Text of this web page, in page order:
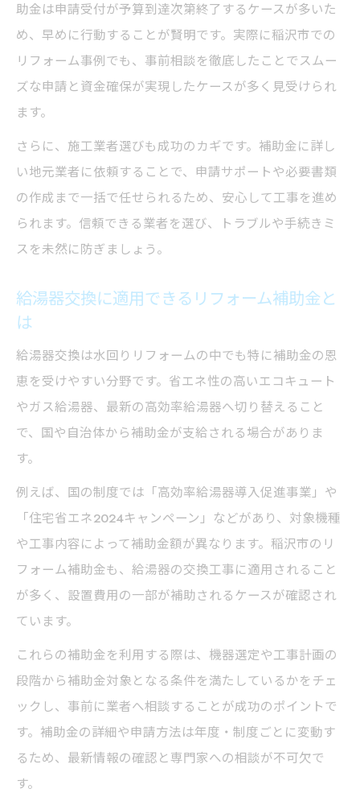
助金は申請受付が予算到達次第終了するケースが多いた
め、早めに行動することが賢明です。実際に稲沢市での
リフォーム事例でも、事前相談を徹底したことでスムー
ズな申請と資金確保が実現したケースが多く見受けられ
ます。
さらに、施工業者選びも成功のカギです。補助金に詳し
い地元業者に依頼することで、申請サポートや必要書類
の作成まで一括で任せられるため、安心して工事を進め
られます。信頼できる業者を選び、トラブルや手続きミ
スを未然に防ぎましょう。
給湯器交換に適用できるリフォーム補助金と
は
給湯器交換は水回りリフォームの中でも特に補助金の恩
恵を受けやすい分野です。省エネ性の高いエコキュート
やガス給湯器、最新の高効率給湯器へ切り替えること
で、国や自治体から補助金が支給される場合がありま
す。
例えば、国の制度では「高効率給湯器導入促進事業」や
「住宅省エネ2024キャンペーン」などがあり、対象機種
や工事内容によって補助金額が異なります。稲沢市のリ
フォーム補助金も、給湯器の交換工事に適用されること
が多く、設置費用の一部が補助されるケースが確認され
ています。
これらの補助金を利用する際は、機器選定や工事計画の
段階から補助金対象となる条件を満たしているかをチェ
ックし、事前に業者へ相談することが成功のポイントで
す。補助金の詳細や申請方法は年度・制度ごとに変動す
るため、最新情報の確認と専門家への相談が不可欠で
す。